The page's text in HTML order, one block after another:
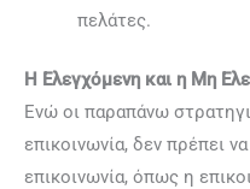
πελάτες.
Η Ελεγχόμενη και η Μη
Ενώ οι παραπάνω
επικοινωνία, δεν πρέπει
επικοινωνία, όπως η